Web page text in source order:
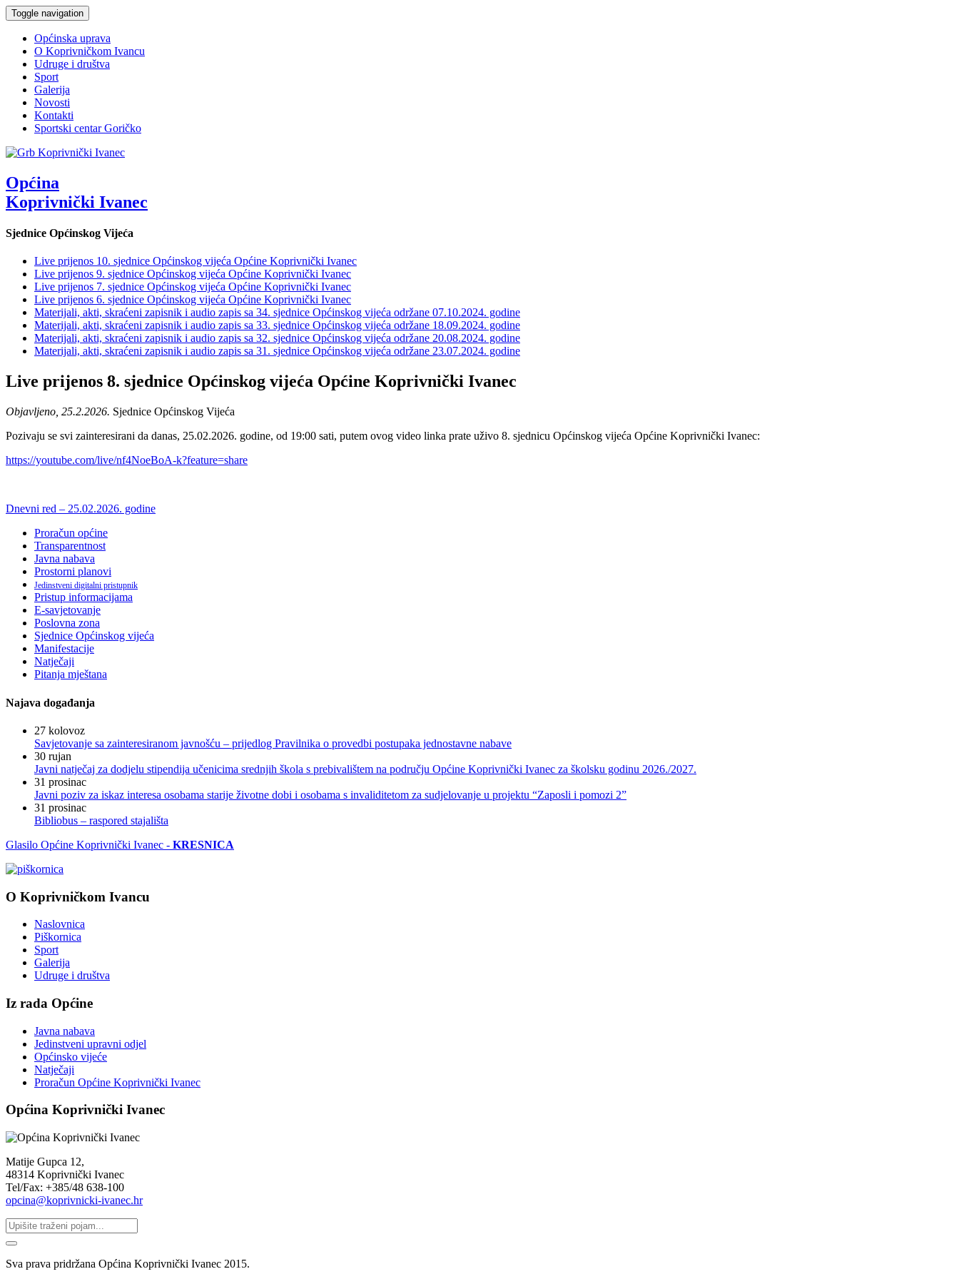
Toggle navigation
Općinska uprava
O Koprivničkom Ivancu
Udruge i društva
Sport
Galerija
Novosti
Kontakti
Sportski centar Goričko
Općina
Koprivnički Ivanec
Sjednice Općinskog Vijeća
Live prijenos 10. sjednice Općinskog vijeća Općine Koprivnički Ivanec
Live prijenos 9. sjednice Općinskog vijeća Općine Koprivnički Ivanec
Live prijenos 7. sjednice Općinskog vijeća Općine Koprivnički Ivanec
Live prijenos 6. sjednice Općinskog vijeća Općine Koprivnički Ivanec
Materijali, akti, skraćeni zapisnik i audio zapis sa 34. sjednice Općinskog vijeća održane 07.10.2024. godine
Materijali, akti, skraćeni zapisnik i audio zapis sa 33. sjednice Općinskog vijeća održane 18.09.2024. godine
Materijali, akti, skraćeni zapisnik i audio zapis sa 32. sjednice Općinskog vijeća održane 20.08.2024. godine
Materijali, akti, skraćeni zapisnik i audio zapis sa 31. sjednice Općinskog vijeća održane 23.07.2024. godine
Live prijenos 8. sjednice Općinskog vijeća Općine Koprivnički Ivanec
Objavljeno, 25.2.2026. Sjednice Općinskog Vijeća
Pozivaju se svi zainteresirani da danas, 25.02.2026. godine, od 19:00 sati, putem ovog video linka prate uživo 8. sjednicu Općinskog vijeća Općine Koprivnički Ivanec:
https://youtube.com/live/nf4NoeBoA-k?feature=share
Dnevni red – 25.02.2026. godine
Proračun općine
Transparentnost
Javna nabava
Prostorni planovi
Jedinstveni digitalni pristupnik
Pristup informacijama
E-savjetovanje
Poslovna zona
Sjednice Općinskog vijeća
Manifestacije
Natječaji
Pitanja mještana
Najava događanja
27 kolovoz
Savjetovanje sa zainteresiranom javnošću – prijedlog Pravilnika o provedbi postupaka jednostavne nabave
30 rujan
Javni natječaj za dodjelu stipendija učenicima srednjih škola s prebivalištem na području Općine Koprivnički Ivanec za školsku godinu 2026./2027.
31 prosinac
Javni poziv za iskaz interesa osobama starije životne dobi i osobama s invaliditetom za sudjelovanje u projektu “Zaposli i pomozi 2”
31 prosinac
Bibliobus – raspored stajališta
Glasilo Općine Koprivnički Ivanec - KRESNICA
O Koprivničkom Ivancu
Naslovnica
Piškornica
Sport
Galerija
Udruge i društva
Iz rada Općine
Javna nabava
Jedinstveni upravni odjel
Općinsko vijeće
Natječaji
Proračun Općine Koprivnički Ivanec
Općina Koprivnički Ivanec
Matije Gupca 12,
48314 Koprivnički Ivanec
Tel/Fax: +385/48 638-100
opcina@koprivnicki-ivanec.hr
Sva prava pridržana Općina Koprivnički Ivanec 2015.